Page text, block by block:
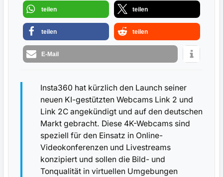
teilen teilen
teilen teilen
E-Mail
Insta360 hat kürzlich den Launch seiner
neuen KI-gestützten Webcams Link 2 und
Link 2C angekündigt und auf den deutschen
Markt gebracht. Diese 4K-Webcams sind
speziell für den Einsatz in Online-
Videokonferenzen und Livestreams
konzipiert und sollen die Bild- und
Tonqualität in virtuellen Umgebungen